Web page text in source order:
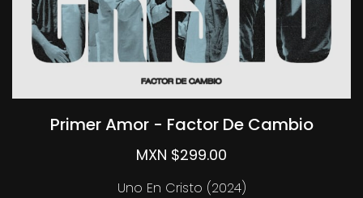
Primer Amor - Factor De Cambio
MXN $299.00
Uno En Cristo (2024)